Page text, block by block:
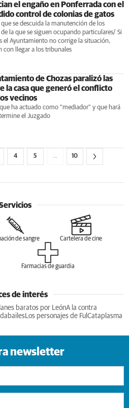
el engaño en Ponferrada con el
control de colonias de gatos
se descuida la manutención de los
la que se siguen ocupando particulares/ Si
el Ayuntamiento no corrige la situación,
con llegar a los tribunales
de Chozas paralizó las
la casa que generó el conflicto
vecinos
ha actuado como "mediador" y que hará
el Juzgado
4 5 … 10
de sangre Cartelera de cine
Farmacias de guardia
de interés
baratos por LeónA la contra
Los personajes de Ful Cataplasma
newsletter